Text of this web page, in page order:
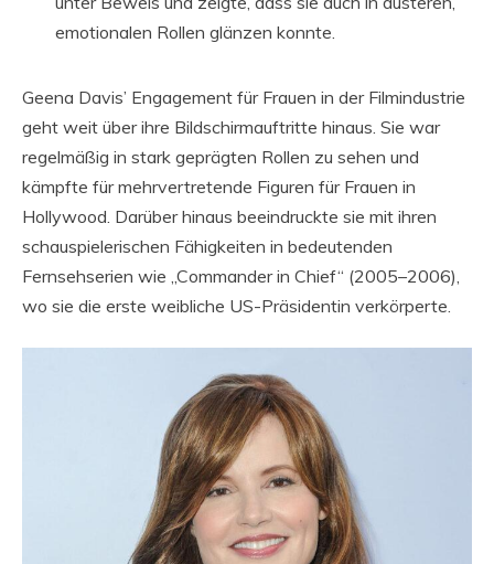
emotionalen Rollen glänzen konnte.
Geena Davis’ Engagement für Frauen in der Filmindustrie
geht weit über ihre Bildschirmauftritte hinaus. Sie war
regelmäßig in stark geprägten Rollen zu sehen und
kämpfte für mehrvertretende Figuren für Frauen in
Hollywood. Darüber hinaus beeindruckte sie mit ihren
schauspielerischen Fähigkeiten in bedeutenden
Fernsehserien wie „Commander in Chief“ (2005–2006),
wo sie die erste weibliche US-Präsidentin verkörperte.